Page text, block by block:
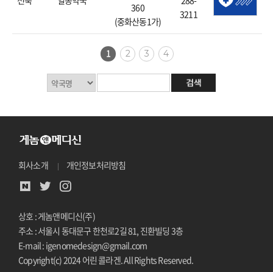
360
(중화산동1가)
3211
1 2 3 4
회사소개 개인정보처리방침
상호 : 게놈앤메디신(주)
주소 : 서울시 동대문구 한천로2길 81, 진환빌딩 3층
E-mail : igenomedesign@gmail.com
Copyright(c) 2024 어린 콜라겐. All Rights Reserved.